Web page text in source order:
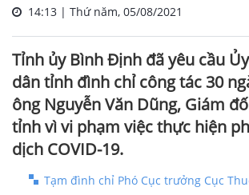
14:13 | Thứ năm, 05/08/2021
Tỉnh ủy Bình Định đã yêu cầu
dân tỉnh đình chỉ công tác 30
ông Nguyễn Văn Dũng, Giám
tỉnh vì vi phạm việc thực hiện
dịch COVID-19.
Tạm đình chỉ Phó Cục trưởng Cục